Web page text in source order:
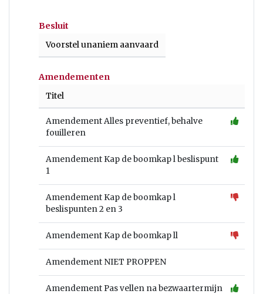
Besluit
Voorstel unaniem aanvaard
Amendementen
Titel
Amendement Alles preventief, behalve
fouilleren
Amendement Kap de boomkap l beslispunt
1
Amendement Kap de boomkap l
beslispunten 2 en 3
Amendement Kap de boomkap ll
Amendement NIET PROPPEN
Amendement Pas vellen na bezwaartermijn